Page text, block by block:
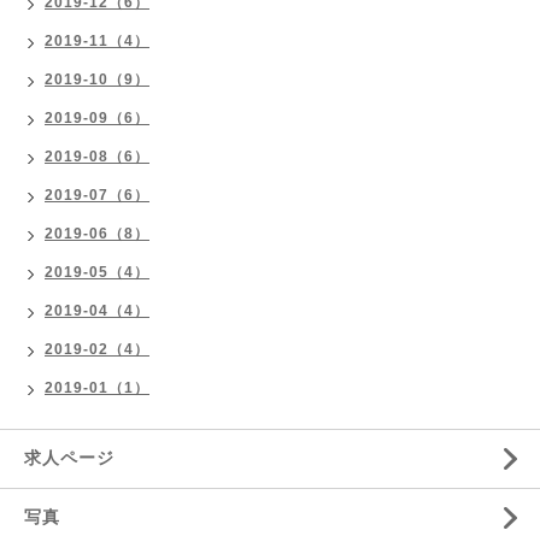
2019-11（4）
2019-10（9）
2019-09（6）
2019-08（6）
2019-07（6）
2019-06（8）
2019-05（4）
2019-04（4）
2019-02（4）
2019-01（1）
求人ページ
写真